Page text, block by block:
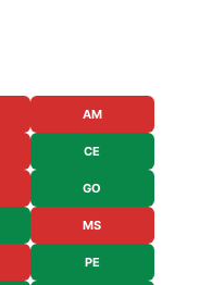
AM
CE
GO
MS
PE